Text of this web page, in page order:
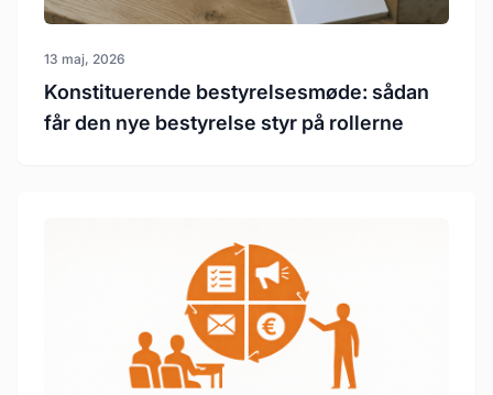
13 maj, 2026
Konstituerende bestyrelsesmøde: sådan
får den nye bestyrelse styr på rollerne